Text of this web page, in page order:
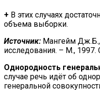
+ В этих случаях
объема выборки.
Источник: Мангейм
исследования. – М., 1997.
Однородность
случае речь идёт об
генеральной